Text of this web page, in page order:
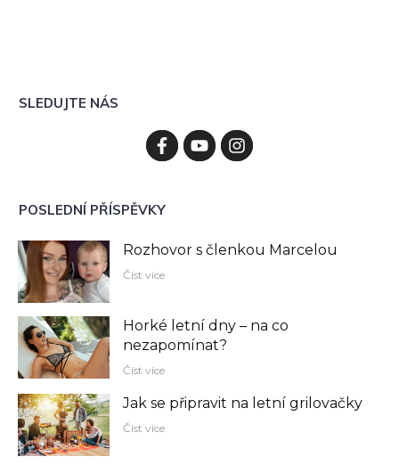
SLEDUJTE NÁS
POSLEDNÍ PŘÍSPĚVKY
Rozhovor s členkou Marcelou
Číst více
Horké letní dny – na co
nezapomínat?
Číst více
Jak se připravit na letní grilovačky
Číst více